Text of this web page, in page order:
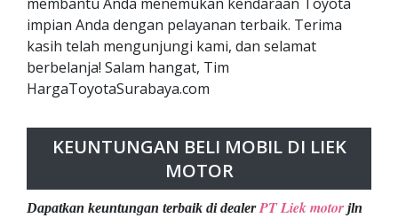
impian Anda dengan pelayanan terbaik. Terima
kasih telah mengunjungi kami, dan selamat
berbelanja! Salam hangat, Tim
HargaToyotaSurabaya.com
KEUNTUNGAN BELI MOBIL DI LIEK
MOTOR
Dapatkan keuntungan terbaik di dealerPT Liek motor jln